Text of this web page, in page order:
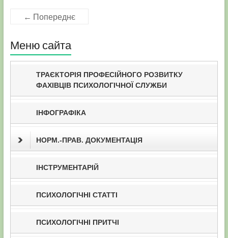
← Попереднє
Меню сайта
ТРАЄКТОРІЯ ПРОФЕСІЙНОГО РОЗВИТКУ
ФАХІВЦІВ ПСИХОЛОГІЧНОЇ СЛУЖБИ
ІНФОГРАФІКА
НОРМ.-ПРАВ. ДОКУМЕНТАЦІЯ
ІНСТРУМЕНТАРІЙ
ПСИХОЛОГІЧНІ СТАТТІ
ПСИХОЛОГІЧНІ ПРИТЧІ